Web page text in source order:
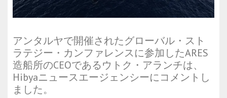
アンタルヤで開催されたグローバル・スト
ラテジー・カンファレンスに参加したARES
造船所のCEOであるウトク・アランチは、
Hibyaニュースエージェンシーにコメントし
ました。